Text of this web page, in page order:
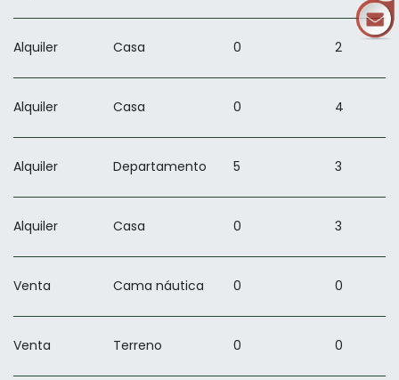
Alquiler Casa 0 2
Alquiler Casa 0 4
Alquiler Departamento 5 3
Alquiler Casa 0 3
Venta Cama náutica 0 0
Venta Terreno 0 0